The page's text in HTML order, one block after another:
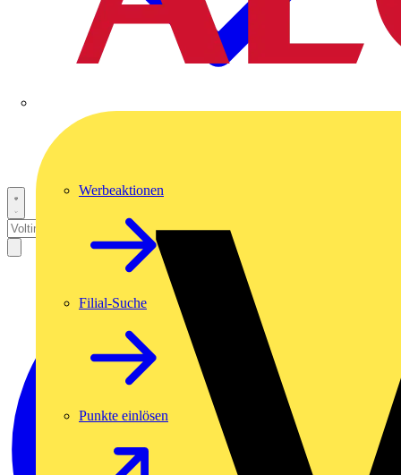
Werbeaktionen
Filial-Suche
Punkte einlösen